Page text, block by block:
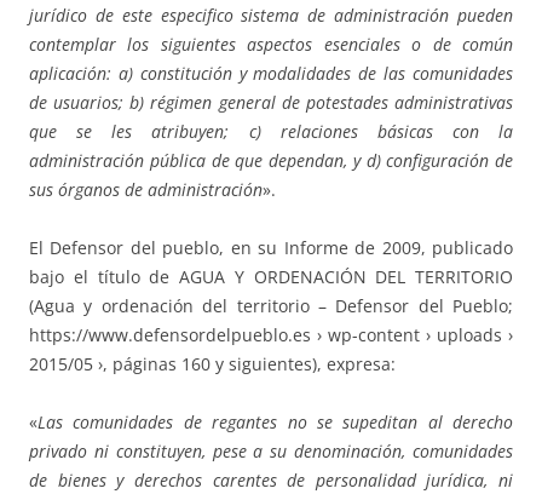
jurídico de este especifico sistema de administración pueden
contemplar los siguientes aspectos esenciales o de común
aplicación: a) constitución y modalidades de las comunidades
de usuarios; b) régimen general de potestades administrativas
que se les atribuyen; c) relaciones básicas con la
administración pública de que dependan, y d) configuración de
sus órganos de administración».
El Defensor del pueblo, en su Informe de 2009, publicado
bajo el título de AGUA Y ORDENACIÓN DEL TERRITORIO
(Agua y ordenación del territorio – Defensor del Pueblo;
https://www.defensordelpueblo.es › wp-content › uploads ›
2015/05 ›, páginas 160 y siguientes), expresa:
«Las comunidades de regantes no se supeditan al derecho
privado ni constituyen, pese a su denominación, comunidades
de bienes y derechos carentes de personalidad jurídica, ni